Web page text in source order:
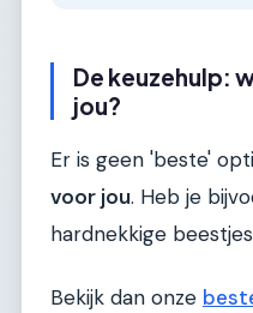
De keuzehulp:
jou?
Er is geen 'beste'
voor jou. Heb je
hardnekkige
Bekijk dan onze